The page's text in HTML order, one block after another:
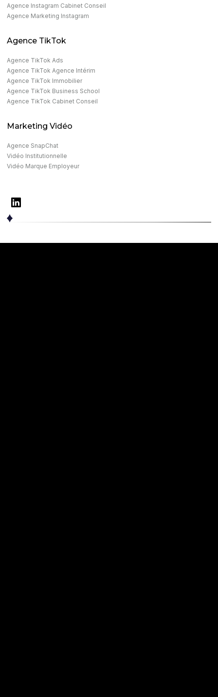
Agence Instagram Cabinet Conseil
Agence Marketing Instagram​
Agence TikTok
Agence TikTok Ads
Agence TikTok Agence Intérim
Agence TikTok Immobilier
Agence TikTok Business School
Agence TikTok Cabinet Conseil
Marketing Vidéo
Agence SnapChat
Vidéo Institutionnelle
Vidéo Marque Employeur